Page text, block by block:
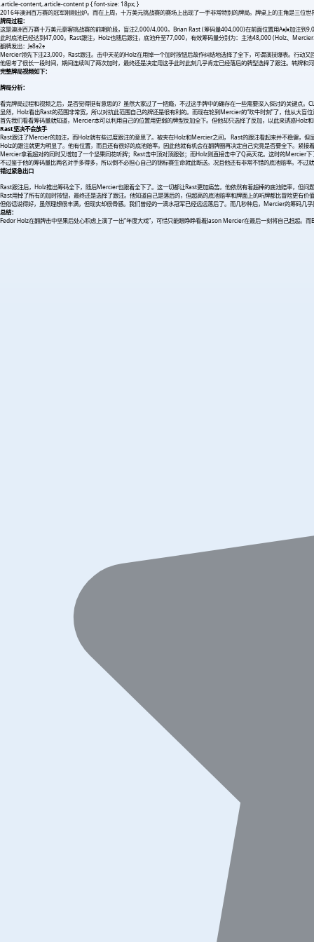
.article-content,.article-content p { font-size: 18px; }
2016年澳洲百万赛的冠军刚刚出炉。而在上周，十万美元挑战赛的赛场上出现了一手非常特别的牌局。牌桌上的主角是三
牌局过程：
这是澳洲百万赛十万美元豪客挑战赛的前期阶段，盲注2,000/4,000。Brian Rast (筹码量404,000)在前面位置用A♦J♦加注到
此时底池已经达到47,000。Rast跟注，Holz也随后跟注，底池升至77,000，有效筹码量分别为：主池48,000 (Holz、
翻牌发出：J♠8♠2♠
Mercier领先下注23,000，Rast跟注。击中天花的Holz在用掉一个加时按钮后故作纠结地选择了全下，可谓演技爆表。行
他思考了很长一段时间，期间连续叫了两次加时，最终还是决定用这手此时此刻几乎肯定已经落后的牌型选择了跟注。转牌
完整牌局视频如下：
牌局分析：
看完牌局过程和视频之后，是否觉得挺有意思的？虽然大家过了一把瘾，不过这手牌中的确存在一些需要深入探讨的关键点
显然，Holz看出Rast的范围非常宽，所以对抗此范围自己的牌还是很有利的。而现在轮到Mercier的“吹牛时刻”了，他从大盲
首先我们看看筹码量就知道，Mercier本可以利用自己的位置用更弱的牌型反加全下。但他却只选择了反加，以此来诱惑
Rast坚决不会放手
Rast跟注了Mercier的加注，而Holz就有些过度跟注的意思了。被夹在Holz和Mercier之间， Rast的跟注看起来并不稳健，
Holz的跟注就更为明显了。他有位置，而且还有很好的底池赔率。因此他就有机会在翻牌圈再决定自己究竟是否要全下。紧
Mercier拿着超对的同时又增加了一个坚果同花听牌；Rast击中顶对顶跟张；而Holz则直接击中了Q高天花。这时的Mercier
不过鉴于他的筹码量比两名对手多得多，所以倒不必担心自己的锦标赛生命就此断送。况且他还有非常不错的底池赔率。不
错过紧急出口
Rast跟注后，Holz推出筹码全下，随后Mercier也跟着全下了。这一切都让Rast更加痛苦。他依然有着超棒的底池赔率，但问
Rast用掉了所有的加时按钮，最终还是选择了跟注。他知道自己是落后的，但超高的底池赔率和牌面上的听牌都比冒险更有
但俗话说得好，虽然理想很丰满，但现实却很骨感。我们曾经的一滴水冠军已经远远落后了。而几秒种后，Mercier的筹码几乎
总结：
Fedor Holz在翻牌击中坚果后处心积虑上演了一出“年度大戏”，可惜只能眼睁睁看着Jason Mercier在最后一刻将自己赶超。